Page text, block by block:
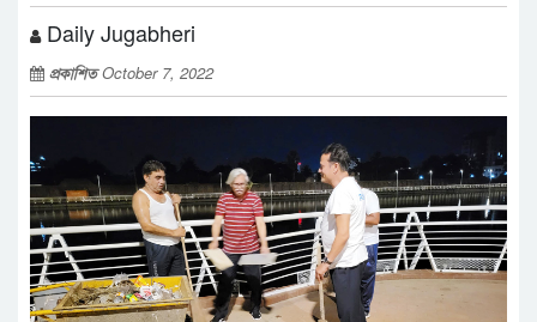
Daily Jugabheri
প্রকাশিতOctober 7, 2022